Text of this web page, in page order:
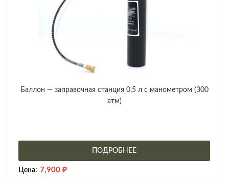
Баллон — заправочная станция 0,5 л с манометром (300
атм)
ПОДРОБНЕЕ
Цена: 7,900 ₽